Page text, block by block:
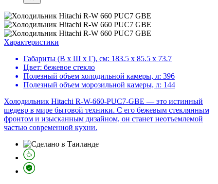
Характеристики
Габариты (В х Ш х Г), см: 183.5 х 85.5 х 73.7
Цвет: бежевое стекло
Полезный объем холодильной камеры, л: 396
Полезный объем морозильной камеры, л: 144
Холодильник Hitachi R-W-660-PUC7-GBE — это истинный
шедевр в мире бытовой техники. С его бежевым стеклянным
фронтом и изысканным дизайном, он станет неотъемлемой
частью современной кухни.